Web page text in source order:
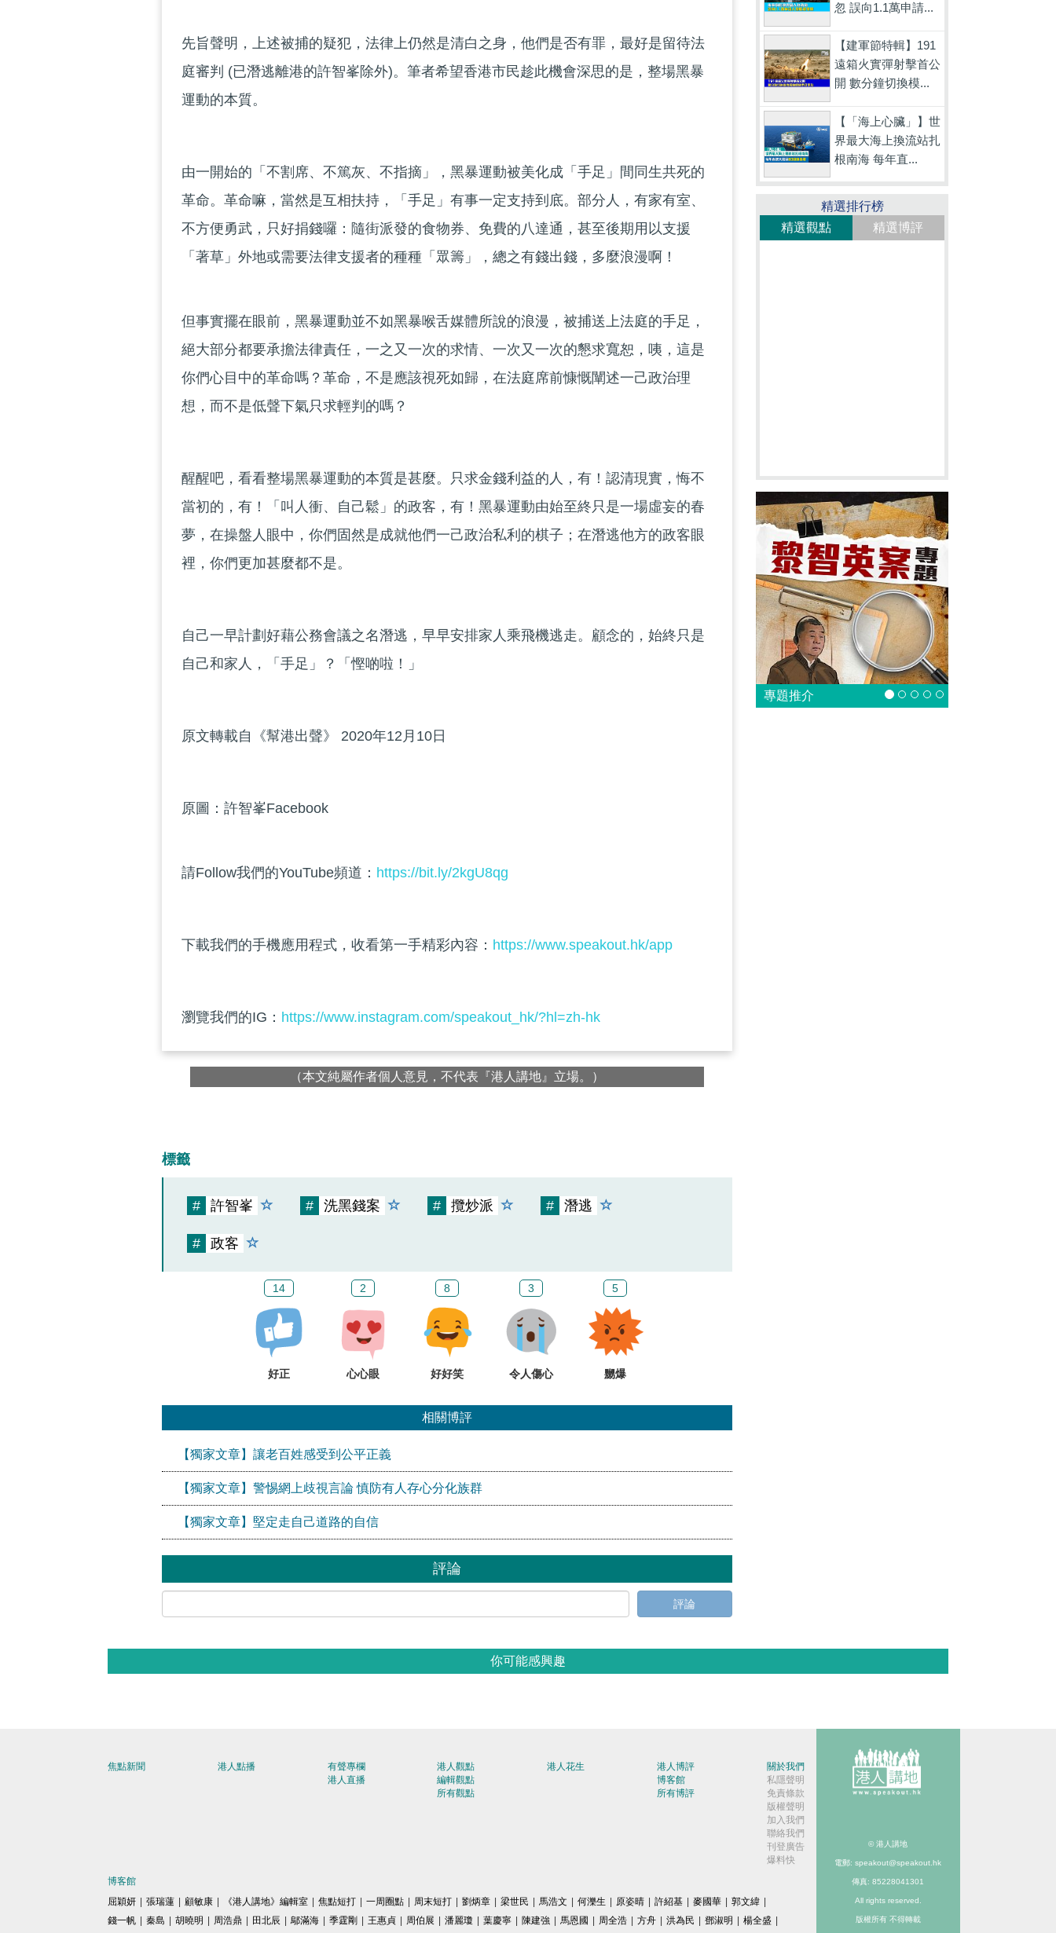
先旨聲明，上述被捕的疑犯，法律上仍然是清白之身，他們是否有罪，最好是留待法
庭審判 (已潛逃離港的許智峯除外)。筆者希望香港市民趁此機會深思的是，整場黑暴
運動的本質。
由一開始的「不割席、不篤灰、不指摘」，黑暴運動被美化成「手足」間同生共死的
革命。革命嘛，當然是互相扶持，「手足」有事一定支持到底。部分人，有家有室、
不方便勇武，只好捐錢囉：隨街派發的食物券、免費的八達通，甚至後期用以支援
「著草」外地或需要法律支援者的種種「眾籌」，總之有錢出錢，多麼浪漫啊！
但事實擺在眼前，黑暴運動並不如黑暴喉舌媒體所說的浪漫，被捕送上法庭的手足，
絕大部分都要承擔法律責任，一之又一次的求情、一次又一次的懇求寬恕，咦，這是
你們心目中的革命嗎？革命，不是應該視死如歸，在法庭席前慷慨闡述一己政治理
想，而不是低聲下氣只求輕判的嗎？
醒醒吧，看看整場黑暴運動的本質是甚麼。只求金錢利益的人，有！認清現實，悔不
當初的，有！「叫人衝、自己鬆」的政客，有！黑暴運動由始至終只是一場虛妄的春
夢，在操盤人眼中，你們固然是成就他們一己政治私利的棋子；在潛逃他方的政客眼
裡，你們更加甚麼都不是。
自己一早計劃好藉公務會議之名潛逃，早早安排家人乘飛機逃走。顧念的，始終只是
自己和家人，「手足」？「慳啲啦！」
原文轉載自《幫港出聲》 2020年12月10日
原圖：許智峯Facebook
請Follow我們的YouTube頻道： https://bit.ly/2kgU8qg
下載我們的手機應用程式，收看第一手精彩內容： https://www.speakout.hk/app
瀏覽我們的IG： https://www.instagram.com/speakout_hk/?hl=zh-hk
（本文純屬作者個人意見，不代表『港人講地』立場。）
標籤
# 許智峯 # 洗黑錢案 # 攬炒派 # 潛逃
# 政客
14
好正
2
心心眼
8
好好笑
3
令人傷心
5
嬲爆
相關博評
【獨家文章】讓老百姓感受到公平正義
【獨家文章】警惕網上歧視言論 慎防有人存心分化族群
【獨家文章】堅定走自己道路的自信
評論
評論
忽 誤向1.1萬申請...
【建軍節特輯】191
遠箱火實彈射擊首公
開 數分鐘切換模...
【「海上心臟」】世
界最大海上換流站扎
根南海 每年直...
精選排行榜
精選觀點
精選博評
專題推介
你可能感興趣
焦點新聞 港人點播
有聲專欄
港人直播
港人觀點
編輯觀點
所有觀點
港人花生
港人博評
博客館
所有博評
關於我們
私隱聲明
免責條款
版權聲明
加入我們
聯絡我們
刊登廣告
爆料快
博客館
屈穎妍 | 張瑞蓮 | 顧敏康 | 《港人講地》編輯室 | 焦點短打 | 一周圈點 | 周末短打 | 劉炳章 | 梁世民 | 馬浩文 | 何濼生 | 原姿晴 | 許紹基 | 麥國華 | 郭文緯 |
錢一帆 | 秦島 | 胡曉明 | 周浩鼎 | 田北辰 | 鄔滿海 | 季霆剛 | 王惠貞 | 周伯展 | 潘麗瓊 | 葉慶寧 | 陳建強 | 馬恩國 | 周全浩 | 方舟 | 洪為民 | 鄧淑明 | 楊全盛 |
© 港人講地
電郵: speakout@speakout.hk
傳真: 85228041301
All rights reserved.
版權所有 不得轉載